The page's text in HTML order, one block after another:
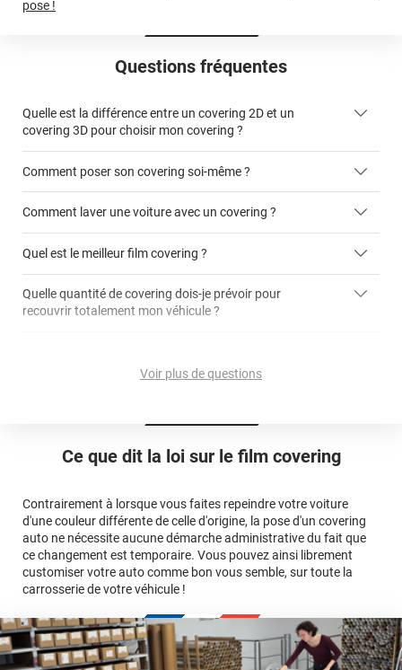
Ce que dit la loi sur le film covering
Contrairement à lorsque vous faites repeindre votre voiture
d'une couleur différente de celle d'origine, la pose d'un covering
auto ne nécessite aucune démarche administrative du fait que
ce changement est temporaire. Vous pouvez ainsi librement
customiser votre auto comme bon vous semble, sur toute la
carrosserie de votre véhicule !
Questions fréquentes
Quelle est la différence entre un covering 2D et un
covering 3D pour choisir mon covering ?
covering 2D
Comment poser son covering soi-même ?
Comment laver une voiture avec un covering ?
Quel est le meilleur film covering ?
covering 2D
Quelle quantité de covering dois-je prévoir pour
recouvrir totalement mon véhicule ?
avant jusqu'au bas du parechoc arrière, en passant par le
Multipliez ce résultat par 3.
conseillers
commerciaux
pose
Le covering protège la peinture d'origine, pour la garder en
Le covering peut s'enlever à tout moment
Le covering revient moins cher
covering 3D
calculateur
Voir plus de questions
pose !